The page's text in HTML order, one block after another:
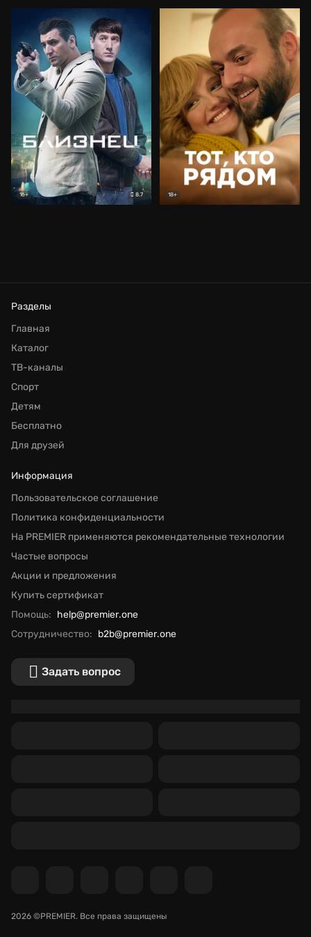
16+ 8.7 18+
Разделы
Главная
Каталог
ТВ-каналы
Спорт
Детям
Бесплатно
Для друзей
Информация
Пользовательское соглашение
Политика конфиденциальности
На PREMIER применяются рекомендательные технологии
Частые вопросы
Акции и предложения
Купить сертификат
Помощь: help@premier.one
Сотрудничество: b2b@premier.one
Задать вопрос
2026 ©PREMIER. Все права защищены